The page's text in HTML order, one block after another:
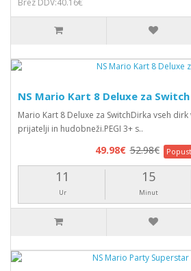
Brez DDV:40.16€
NS Mario Kart 8 Deluxe za Switch
Mario Kart 8 Deluxe za SwitchDirka vseh
prijatelji in hudobneži.PEGI 3+ s..
49.98€ 52.98€
11
Ur
15
Minut